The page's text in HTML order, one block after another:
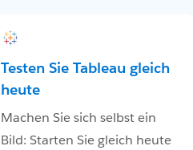
Testen Sie Tableau gleich
heute
Machen Sie sich selbst ein
Bild: Starten Sie gleich heute